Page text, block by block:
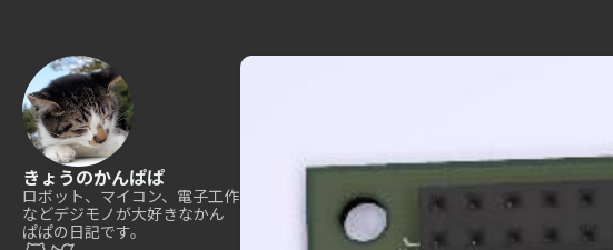
きょうのかんぱぱ
ロボット、マイコン、電子工作
などデジモノが大好きなかん
ぱぱの日記です。